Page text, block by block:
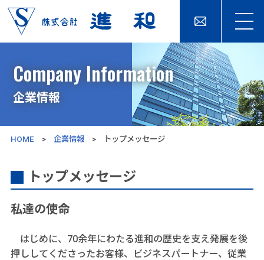
Company Information
企業情報
HOME> 企業情報> トップメッセージ
トップメッセージ
私達の使命
はじめに、70余年にわたる進和の歴史を支え発展を後
押ししてくださったお客様、ビジネスパートナー、従業